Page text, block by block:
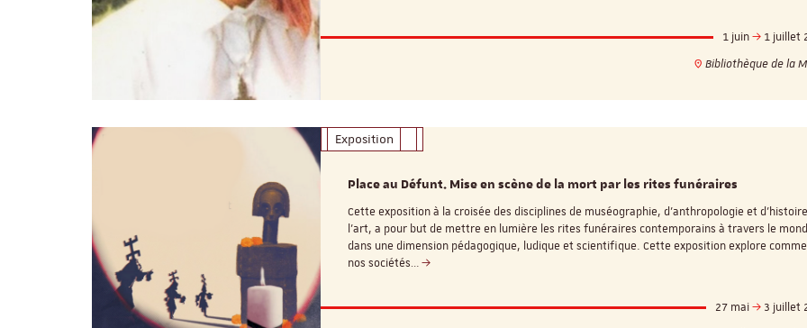
1 juin
1 juillet
Bibliothèque de la
Exposition
Place au Défunt. Mise en scène de la mort par les rites funéraires
Cette exposition à la croisée des disciplines de muséographie, d’anthropologie et
l’art, a pour but de mettre en lumière les rites funéraires contemporains à travers le
dans une dimension pédagogique, ludique et scientifique. Cette exposition explore
nos sociétés…
27 mai
3 juillet
Séminaire
Objectivité
recherche qualitative